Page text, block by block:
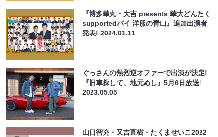
『博多華丸・⼤吉 presents 華⼤どんたく
supportedバイ 洋服の⻘⼭』追加出演者
発表!2024.01.11
ぐっさんの熱烈逆オファーで出演が決定!
『旧車探して、地元めし』5月6日放送!
2023.05.05
山口智充・又吉直樹・たくませいこ2022